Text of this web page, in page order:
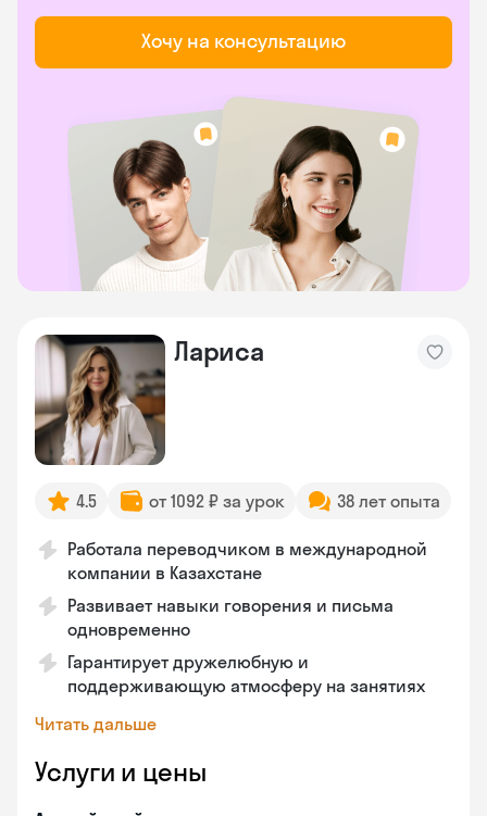
Хочу на консультацию
Лариса
4.5 от 1092 ₽ за урок 38 лет опыта
Работала переводчиком в международной
компании в Казахстане
Развивает навыки говорения и письма
одновременно
Гарантирует дружелюбную и
поддерживающую атмосферу на занятиях
Читать дальше
Услуги и цены